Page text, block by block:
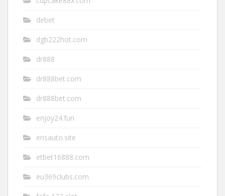
debet
dgb222hot.com
dr888
dr888bet.com
dr888bet.com
enjoy24.fun
erisauto.site
etbet16888.com
eu369clubs.com